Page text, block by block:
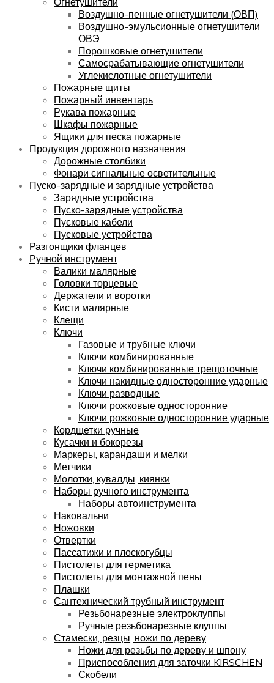
Воздушно-пенные огнетушители (ОВП)
Воздушно-эмульсионные огнетушители
ОВЭ
Порошковые огнетушители
Самосрабатывающие огнетушители
Углекислотные огнетушители
Пожарные щиты
Пожарный инвентарь
Рукава пожарные
Шкафы пожарные
Ящики для песка пожарные
Продукция дорожного назначения
Дорожные столбики
Фонари сигнальные осветительные
Пуско-зарядные и зарядные устройства
Зарядные устройства
Пуско-зарядные устройства
Пусковые кабели
Пусковые устройства
Разгонщики фланцев
Ручной инструмент
Валики малярные
Головки торцевые
Держатели и воротки
Кисти малярные
Клещи
Ключи
Газовые и трубные ключи
Ключи комбинированные
Ключи комбинированные трещоточные
Ключи накидные односторонние ударные
Ключи разводные
Ключи рожковые односторонние
Ключи рожковые односторонние ударные
Кордщетки ручные
Кусачки и бокорезы
Маркеры, карандаши и мелки
Метчики
Молотки, кувалды, киянки
Наборы ручного инструмента
Наборы автоинструмента
Наковальни
Ножовки
Отвертки
Пассатижи и плоскогубцы
Пистолеты для герметика
Пистолеты для монтажной пены
Плашки
Сантехнический трубный инструмент
Резьбонарезные электроклуппы
Ручные резьбонарезные клуппы
Стамески, резцы, ножи по дереву
Ножи для резьбы по дереву и шпону
Приспособления для заточки KIRSCHEN
Скобели